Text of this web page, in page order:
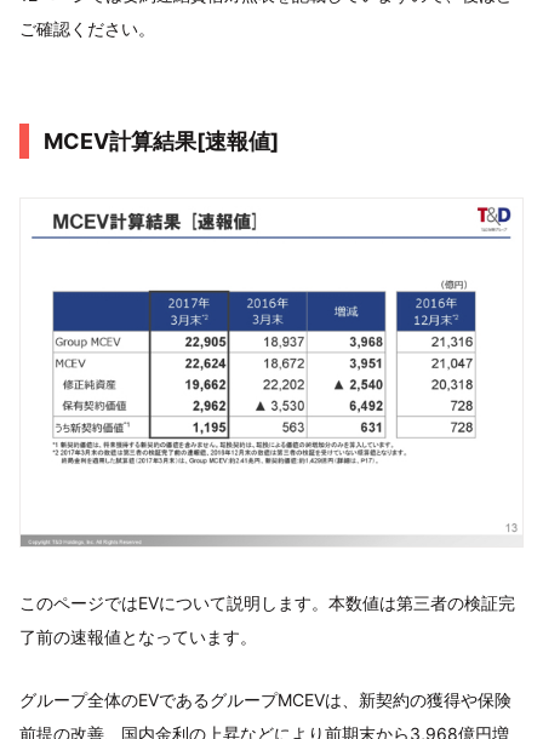
ご確認ください。
MCEV計算結果[速報値]
このページではEVについて説明します。本数値は第三者の検証完
了前の速報値となっています。
グループ全体のEVであるグループMCEVは、新契約の獲得や保険
前提の改善、国内金利の上昇などにより前期末から3,968億円増